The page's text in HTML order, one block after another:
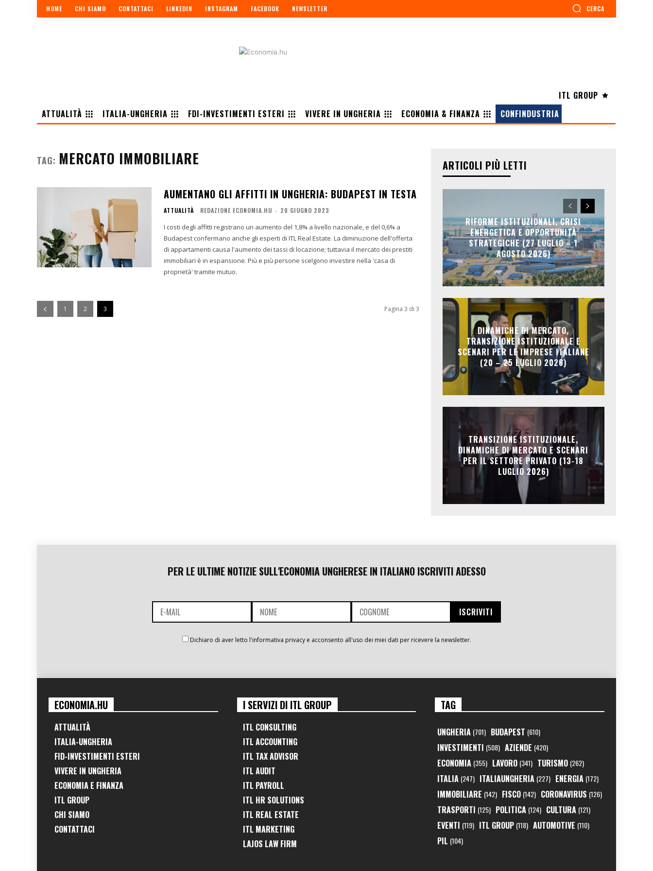
HOME CHI SIAMO CONTATTACI LINKEDIN INSTAGRAM FACEBOOK NEWSLETTER CERCA
ITL GROUP
ATTUALITÀ
ITALIA-UNGHERIA FDI-INVESTIMENTI ESTERI VIVERE IN UNGHERIA ECONOMIA & FINANZA CONFINDUSTRIA
TAG: MERCATO IMMOBILIARE
AUMENTANO GLI AFFITTI IN UNGHERIA: BUDAPEST IN TESTA
ATTUALITÀ REDAZIONE ECONOMIA.HU - 20 GIUGNO 2023
I costi degli affitti registrano un aumento del 1,8% a livello nazionale, e del 0,6% a
Budapest confermano anche gli esperti di ITL Real Estate. La diminuzione dell'offerta
di appartamenti causa l'aumento dei tassi di locazione; tuttavia il mercato dei prestiti
immobiliari è in espansione. Più e più persone scelgono investire nella 'casa di
proprietà' tramite mutuo.
1 2 3 Pagina 3 di 3
ARTICOLI PIÙ LETTI
RIFORME ISTITUZIONALI, CRISI
ENERGETICA E OPPORTUNITÀ
STRATEGICHE (27 LUGLIO – 1
AGOSTO 2026)
DINAMICHE DI MERCATO,
TRANSIZIONE ISTITUZIONALE E
SCENARI PER LE IMPRESE ITALIANE
(20 – 25 LUGLIO 2026)
TRANSIZIONE ISTITUZIONALE,
DINAMICHE DI MERCATO E SCENARI
PER IL SETTORE PRIVATO (13-18
LUGLIO 2026)
PER LE ULTIME NOTIZIE SULL'ECONOMIA UNGHERESE IN ITALIANO ISCRIVITI ADESSO
Dichiaro di aver letto l'informativa privacy e acconsento all'uso dei miei dati per ricevere la newsletter.
ECONOMIA.HU
ATTUALITÀ
ITALIA-UNGHERIA
FID-INVESTIMENTI ESTERI
VIVERE IN UNGHERIA
ECONOMIA E FINANZA
ITL GROUP
CHI SIAMO
CONTATTACI
I SERVIZI DI ITL GROUP
ITL CONSULTING
ITL ACCOUNTING
ITL TAX ADVISOR
ITL AUDIT
ITL PAYROLL
ITL HR SOLUTIONS
ITL REAL ESTATE
ITL MARKETING
LAJOS LAW FIRM
TAG
UNGHERIA (701) BUDAPEST (610)
INVESTIMENTI (508) AZIENDE (420)
ECONOMIA (355) LAVORO (341) TURISMO (262)
ITALIA (247) ITALIAUNGHERIA (227) ENERGIA (172)
IMMOBILIARE (142) FISCO (142) CORONAVIRUS (126)
TRASPORTI (125) POLITICA (124) CULTURA (121)
EVENTI (119) ITL GROUP (118) AUTOMOTIVE (110)
PIL (104)